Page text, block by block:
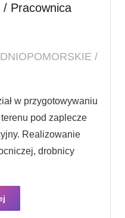
/ Pracownica
/
w przygotowywaniu
pod zaplecze
Realizowanie
drobnicy